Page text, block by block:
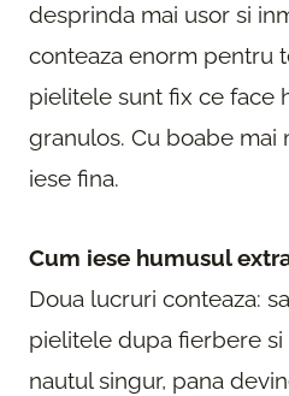
desprinda mai usor si
conteaza enorm pentru
pielitele sunt fix ce face
granulos. Cu boabe mai
iese fina.
Cum iese humusul
Doua lucruri conteaza:
pielitele dupa fierbere si
nautul singur, pana